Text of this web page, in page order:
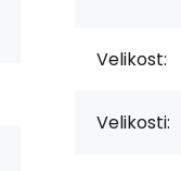
Velikost:
Velikosti: